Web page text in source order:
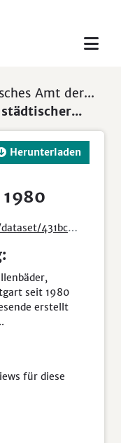
Amt der...
Herunterladen
20fcbc3402d6/download/schwimmbaeder.csv
seit 1980
erstellt
für diese